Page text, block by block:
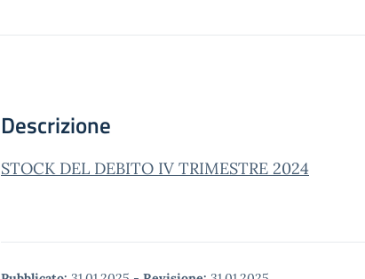
Descrizione
STOCK DEL DEBITO IV TRIMESTRE 2024